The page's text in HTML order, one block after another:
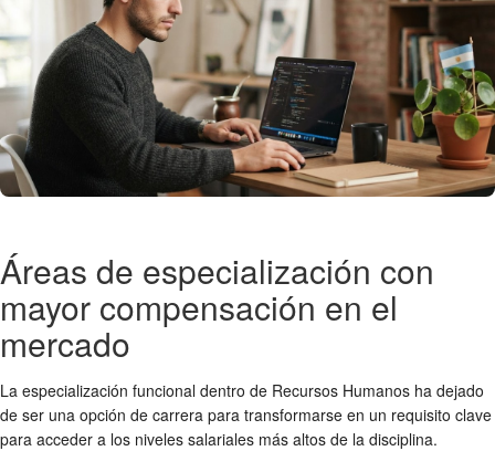
Áreas de especialización con
mayor compensación en el
mercado
La especialización funcional dentro de Recursos Humanos ha dejado
de ser una opción de carrera para transformarse en un requisito clave
para acceder a los niveles salariales más altos de la disciplina.